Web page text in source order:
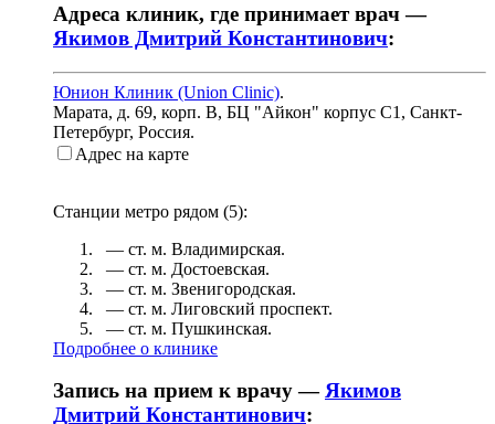
Адреса клиник, где принимает врач —
Якимов Дмитрий Константинович:
Юнион Клиник (Union Clinic).
Марата, д. 69, корп. В, БЦ "Айкон" корпус С1 , Санкт-
Петербург, Россия.
Адрес на карте
Станции метро рядом (5):
— ст. м. Владимирская.
— ст. м. Достоевская.
— ст. м. Звенигородская.
— ст. м. Лиговский проспект.
— ст. м. Пушкинская.
Подробнее о клинике
Запись на прием к врачу —Якимов
Дмитрий Константинович: